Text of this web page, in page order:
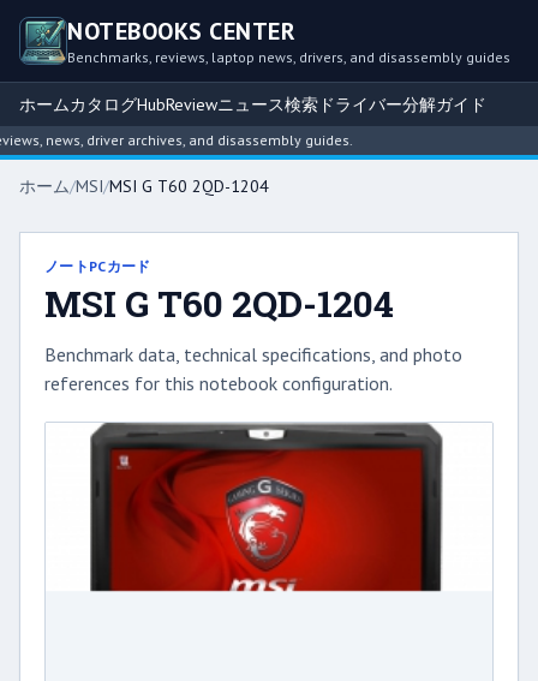
NOTEBOOKS CENTER
Benchmarks, reviews, laptop news, drivers, and disassembly guides
ホームカタログHubReviewニュース検索 ドライバー分解ガイド
news, driver archives, and disassembly guides.
ホーム/MSI/MSI G T60 2QD-1204
ノートPCカード
MSI G T60 2QD-1204
Benchmark data, technical specifications, and photo
references for this notebook configuration.